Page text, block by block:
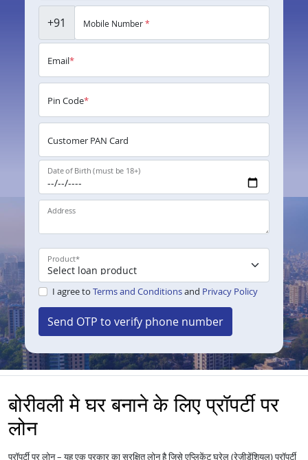
+91 Mobile Number*
Email*
Pin Code*
Customer PAN Card
Date of Birth (must be 18+)
Address
Product*
I agree to Terms and Conditionsand Privacy Policy
Send OTP to verify phone number
बोरीवली मे घर बनाने के लिए प्रॉपर्टी पर
लोन
प्रॉपर्टी पर लोन – यह एक प्रकार का सुरक्षित लोन है जिसे एप्लिकेंट घरेलु (रेज़ीडेंशियल) प्रॉपर्टी